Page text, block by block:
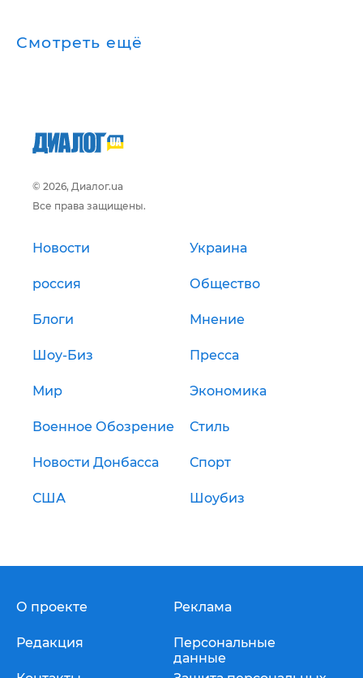
Смотреть ещё
© 2026, Диалог.ua
Все права защищены.
Новости Украина
россия Общество
Блоги Мнение
Шоу-Биз Пресса
Мир Экономика
Военное Обозрение Стиль
Новости Донбасса Спорт
США Шоубиз
О проекте
Редакция
Реклама
Персональные
данные